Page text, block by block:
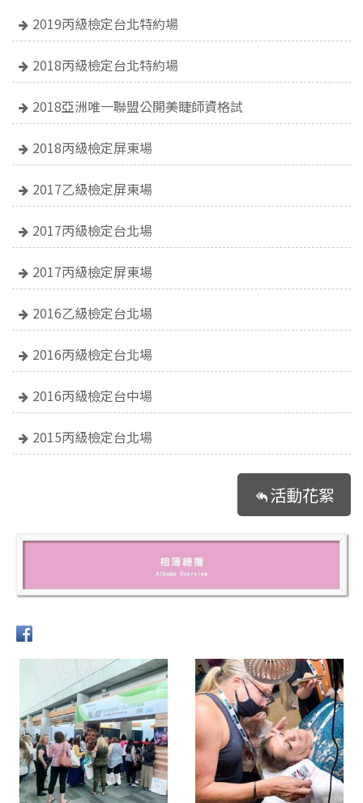
2019丙級檢定台北特約場
2018丙級檢定台北特約場
2018亞洲唯一聯盟公開美睫師資格試
2018丙級檢定屏東場
2017乙級檢定屏東場
2017丙級檢定台北場
2017丙級檢定屏東場
2016乙級檢定台北場
2016丙級檢定台北場
2016丙級檢定台中場
2015丙級檢定台北場
活動花絮